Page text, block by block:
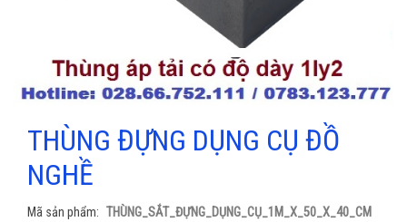
THÙNG ĐỰNG DỤNG CỤ ĐỒ
NGHỀ
Mã sản phẩm THÙNG_SẮT_ĐỰNG_DỤNG_CỤ_1M_X_50_X_40_CM